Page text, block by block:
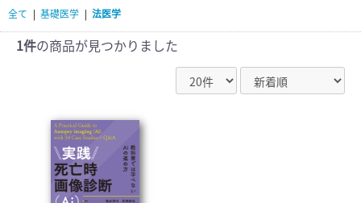
臨床医学:一般(359)
基礎医学(93)
看護学(21)
医療技術(16)
栄養学(0)
薬学(7)
医学一般(91) マルチメディア(0)
全て | 基礎医学 | 法医学
1件の商品が見つかりました